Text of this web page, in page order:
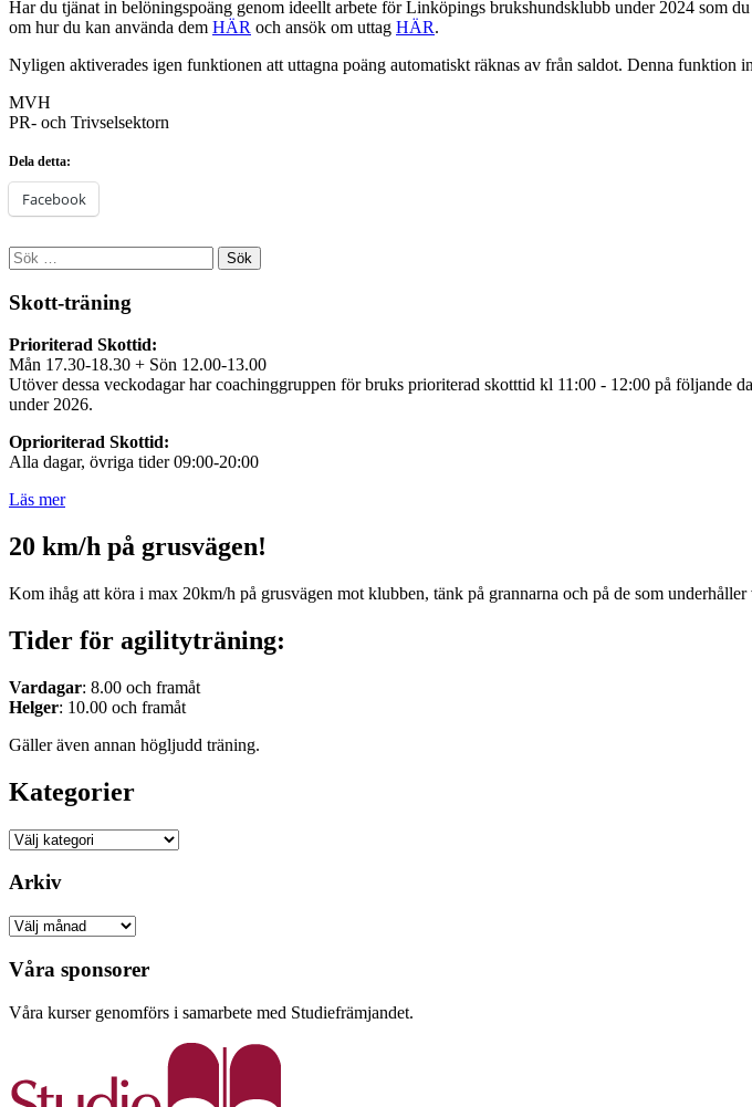
Har du tjänat in belöningspoäng genom ideellt arbete för Linköpings brukshundsklubb under 2024 som
om hur du kan använda dem HÄR och ansök om uttag HÄR.
Nyligen aktiverades igen funktionen att uttagna poäng automatiskt räknas av från saldot. Denna
MVH
PR- och Trivselsektorn
Dela detta:
Facebook
Sök
efter:
Skott-träning
Prioriterad Skottid:
Mån 17.30-18.30 + Sön 12.00-13.00
Utöver dessa veckodagar har coachinggruppen för bruks prioriterad skotttid kl 11:00 - 12:00 på
under 2026.
Oprioriterad Skottid:
Alla dagar, övriga tider 09:00-20:00
Läs mer
20 km/h på grusvägen!
Kom ihåg att köra i max 20km/h på grusvägen mot klubben, tänk på grannarna och på de som underhåller
Tider för agilityträning:
Vardagar: 8.00 och framåt
Helger: 10.00 och framåt
Gäller även annan högljudd träning.
Kategorier
Kategorier
Arkiv
Arkiv
Våra sponsorer
Våra kurser genomförs i samarbete med Studiefrämjandet.